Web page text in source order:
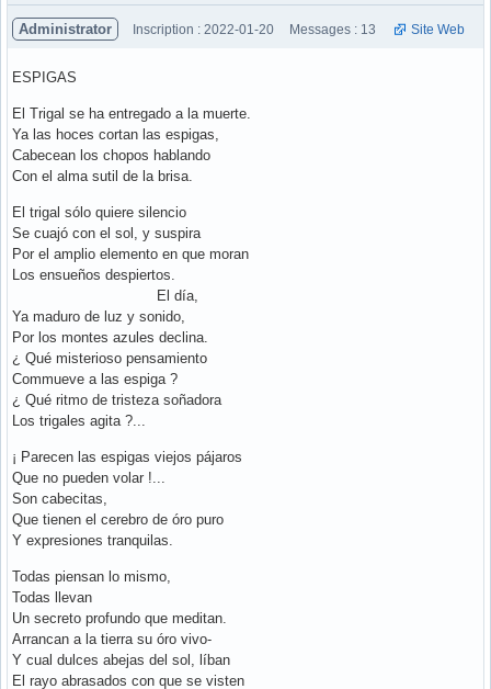
Administrator Inscription : 2022-01-20 Messages : 13 Site Web
ESPIGAS
El Trigal se ha entregado a la muerte.
Ya las hoces cortan las espigas,
Cabecean los chopos hablando
Con el alma sutil de la brisa.
El trigal sólo quiere silencio
Se cuajó con el sol, y suspira
Por el amplio elemento en que moran
Los ensueños despiertos.
El día,
Ya maduro de luz y sonido,
Por los montes azules declina.
¿ Qué misterioso pensamiento
Commueve a las espiga ?
¿ Qué ritmo de tristeza soñadora
Los trigales agita ?...
¡ Parecen las espigas viejos pájaros
Que no pueden volar !...
Son cabecitas,
Que tienen el cerebro de óro puro
Y expresiones tranquilas.
Todas piensan lo mismo,
Todas llevan
Un secreto profundo que meditan.
Arrancan a la tierra su óro vivo-
Y cual dulces abejas del sol, líban
El rayo abrasados con que se visten